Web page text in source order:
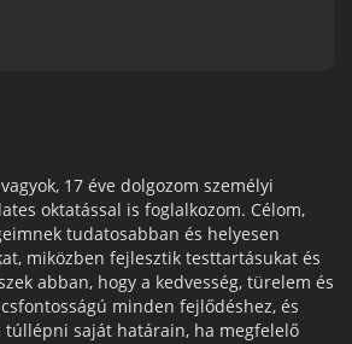
17 éve dolgozom személyi
oktatással is foglalkozom. Célom,
tudatosabban és helyesen
miközben fejlesztik testtartásukat és
abban, hogy a kedvesség, türelem és
minden fejlődéshez, és
túllépni saját határain, ha megfelelő